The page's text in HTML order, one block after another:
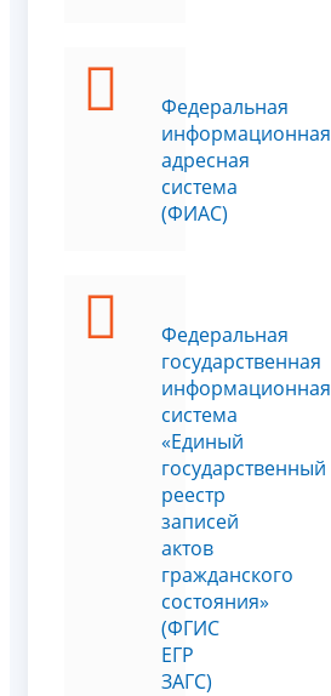
Федеральная
информационная
адресная
система
(ФИАС)
Федеральная
государственная
информационная
система
«Единый
государственный
реестр
записей
актов
гражданского
состояния»
(ФГИС
ЕГР
ЗАГС)